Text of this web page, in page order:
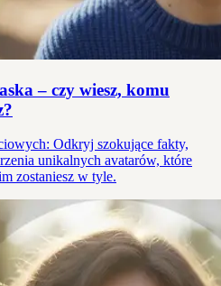
– czy wiesz, komu
Odkryj szokujące fakty,
unikalnych avatarów, które
zostaniesz w tyle.